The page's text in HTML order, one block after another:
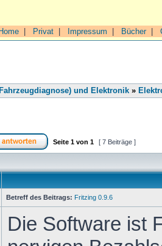
Home Privat Impressum Bücher|
und Elektronik »
Seite 1 von 1 [ 7 Beiträge ]
Betreff des Beitrags: Fritzing 0.9.6
Die Software ist